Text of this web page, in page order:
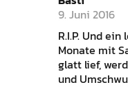
9. Juni 2016
R.I.P. Und
Monate mit
glatt lief,
und